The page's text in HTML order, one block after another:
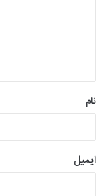
*
نام
ایمیل